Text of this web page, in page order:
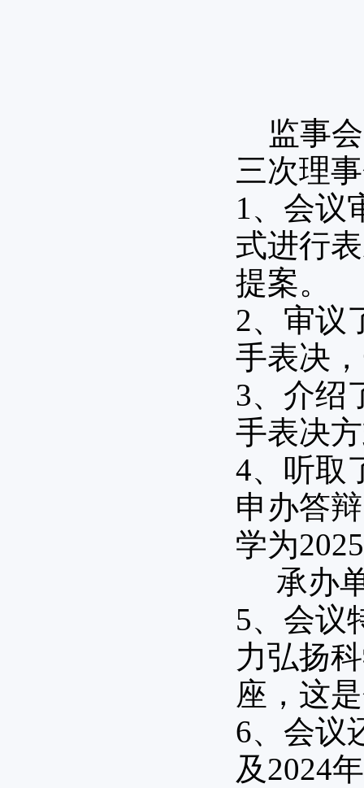
监事会
三次理
1、 会
式进行
提案。
2、 审
手表决
3、 介绍
手表决
4、听取
申办答
学为
承办
5、会议
力弘扬
座，这
6、 会
及2024